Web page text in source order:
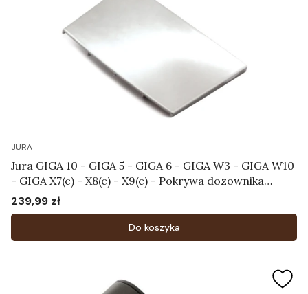
JURA
Jura GIGA 10 - GIGA 5 - GIGA 6 - GIGA W3 - GIGA W10
- GIGA X7(c) - X8(c) - X9(c) - Pokrywa dozownika
Art.69923
Cena
239,99 zł
Do koszyka